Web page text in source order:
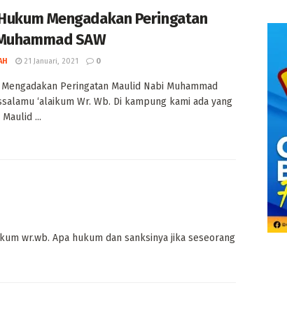
Mengadakan Peringatan
SAW
21 Januari, 2021 0
Peringatan Maulid Nabi Muhammad
‘alaikum Wr. Wb. Di kampung kami ada yang
...
wr.wb. Apa hukum dan sanksinya jika seseorang